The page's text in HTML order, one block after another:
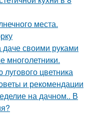
места.
даче своими руками
многолетники.
цветника
и рекомендации
на дачном.. В